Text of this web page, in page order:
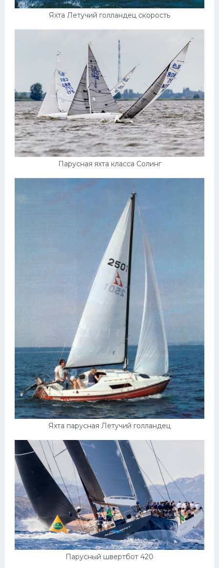
Яхта Летучий голландец скорость
Парусная яхта класса Солинг
Яхта парусная Летучий голландец
Парусный швертбот 420